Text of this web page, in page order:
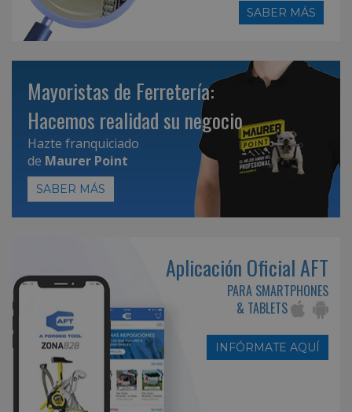
SABER MÁS
Mayoristas de Ferretería:
Hacemos realidad su negocio
Hazte franquiciado
de Maurer Point
SABER MÁS
Aplicación Oficial AFT
PARA SMARTPHONES
& TABLETS
INFÓRMATE AQUÍ